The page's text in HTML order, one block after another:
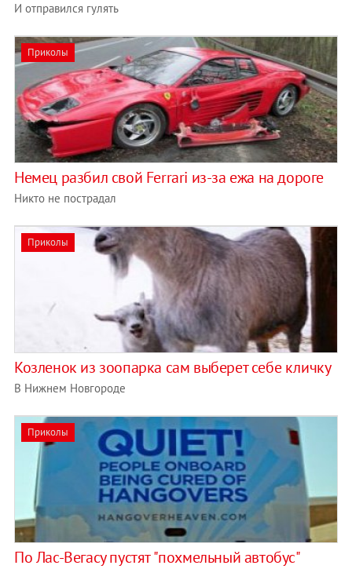
И отправился гулять
Приколы
Немец разбил свой Ferrari из-за ежа на дороге
Никто не пострадал
Приколы
Козленок из зоопарка сам выберет себе кличку
В Нижнем Новгороде
Приколы
По Лас-Вегасу пустят "похмельный автобус"